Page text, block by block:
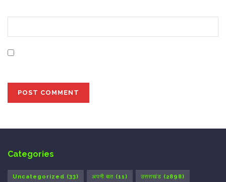
Categories
Uncategorized (33) अपनी बात (11) उत्तराखंड (2898)